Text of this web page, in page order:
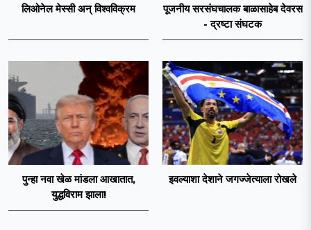
लिओनेल मेस्सी अन् विश्वविक्रम
पूजनीय सरसंघचालक बाळासाहेब देवरस
- द्रष्टा संघटक
पुन्हा नवा खेळ मांडला आखातात,
युद्धविराम झाला!
इवल्याशा देशाने जगज्जेत्याला रोखले